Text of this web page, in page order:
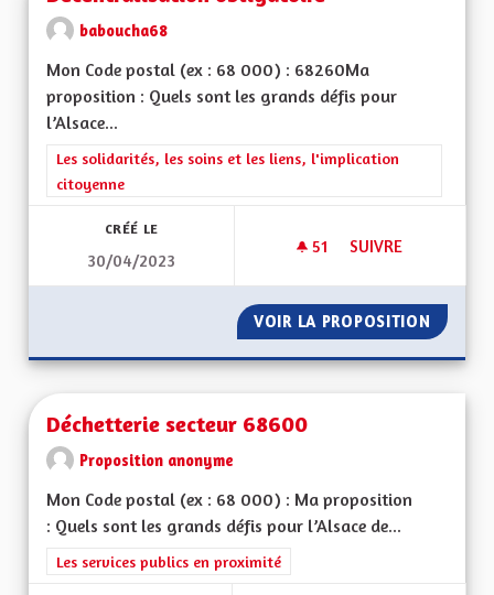
baboucha68
Mon Code postal (ex : 68 000) : 68260Ma
proposition : Quels sont les grands défis pour
l’Alsace...
Filtrer les résultats de la catégorie : Les solidarités, les soins
Les solidarités, les soins et les liens, l'implication
citoyenne
CRÉÉ LE
30/04/2023
51 51 ABONNÉS
SUIVRE
VOIR LA PROPOSITION
Déchetterie secteur 68600
Proposition anonyme
Mon Code postal (ex : 68 000) : Ma proposition
: Quels sont les grands défis pour l’Alsace de...
Filtrer les résultats de la catégorie : Les services publics en
Les services publics en proximité